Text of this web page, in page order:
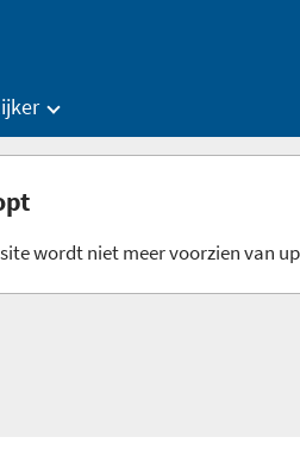
wordt niet meer voorzien van